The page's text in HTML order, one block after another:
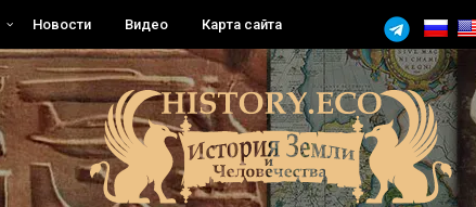
Новости Видео Карта сайта